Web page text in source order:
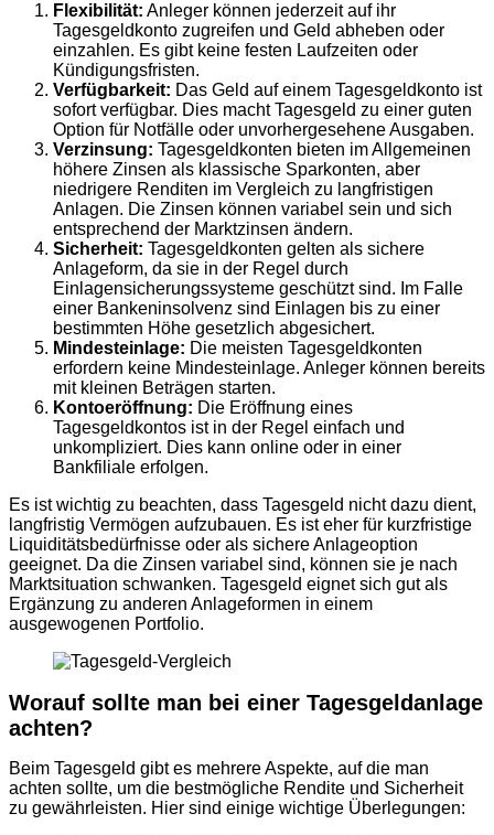
Flexibilität: Anleger können jederzeit auf ihr
Tagesgeldkonto zugreifen und Geld abheben oder
einzahlen. Es gibt keine festen Laufzeiten oder
Kündigungsfristen.
Verfügbarkeit: Das Geld auf einem Tagesgeldkonto ist
sofort verfügbar. Dies macht Tagesgeld zu einer guten
Option für Notfälle oder unvorhergesehene Ausgaben.
Verzinsung: Tagesgeldkonten bieten im Allgemeinen
höhere Zinsen als klassische Sparkonten, aber
niedrigere Renditen im Vergleich zu langfristigen
Anlagen. Die Zinsen können variabel sein und sich
entsprechend der Marktzinsen ändern.
Sicherheit: Tagesgeldkonten gelten als sichere
Anlageform, da sie in der Regel durch
Einlagensicherungssysteme geschützt sind. Im Falle
einer Bankeninsolvenz sind Einlagen bis zu einer
bestimmten Höhe gesetzlich abgesichert.
Mindesteinlage: Die meisten Tagesgeldkonten
erfordern keine Mindesteinlage. Anleger können bereits
mit kleinen Beträgen starten.
Kontoeröffnung: Die Eröffnung eines
Tagesgeldkontos ist in der Regel einfach und
unkompliziert. Dies kann online oder in einer
Bankfiliale erfolgen.
Es ist wichtig zu beachten, dass Tagesgeld nicht dazu dient,
langfristig Vermögen aufzubauen. Es ist eher für kurzfristige
Liquiditätsbedürfnisse oder als sichere Anlageoption
geeignet. Da die Zinsen variabel sind, können sie je nach
Marktsituation schwanken. Tagesgeld eignet sich gut als
Ergänzung zu anderen Anlageformen in einem
ausgewogenen Portfolio.
Worauf sollte man bei einer Tagesgeldanlage
achten?
Beim Tagesgeld gibt es mehrere Aspekte, auf die man
achten sollte, um die bestmögliche Rendite und Sicherheit
zu gewährleisten. Hier sind einige wichtige Überlegungen: